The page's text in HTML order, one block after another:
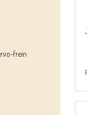
frein